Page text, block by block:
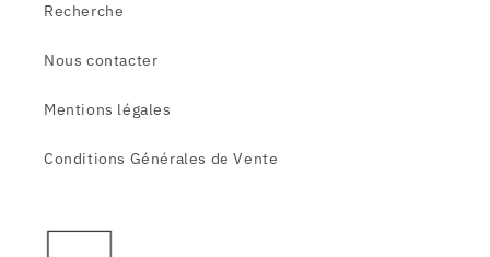
Recherche
Nous contacter
Mentions légales
Conditions Générales de Vente